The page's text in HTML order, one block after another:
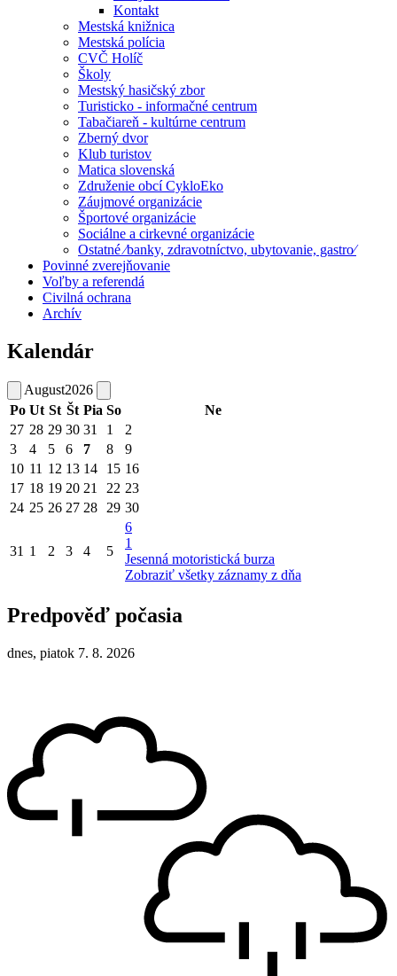
Kontakt
Mestská knižnica
Mestská polícia
CVČ Holíč
Školy
Mestský hasičský zbor
Turisticko - informačné centrum
Tabačiareň - kultúrne centrum
Zberný dvor
Klub turistov
Matica slovenská
Združenie obcí CykloEko
Záujmové organizácie
Športové organizácie
Sociálne a cirkevné organizácie
Ostatné ⁄banky, zdravotníctvo, ubytovanie, gastro⁄
Povinné zverejňovanie
Voľby a referendá
Civilná ochrana
Archív
Kalendár
August2026
Po Ut St Št Pia So
Ne
27 28 29 30 31 1
2
3
4 5 6 7 8
9
10 11 12 13 14 15 16
17 18 19 20 21 22 23
24 25 26 27 28 29 30
31 1 2 3 4 5
6
1
Jesenná motoristická burza
Zobraziť všetky záznamy z dňa
Predpověď počasia
dnes, piatok 7. 8. 2026